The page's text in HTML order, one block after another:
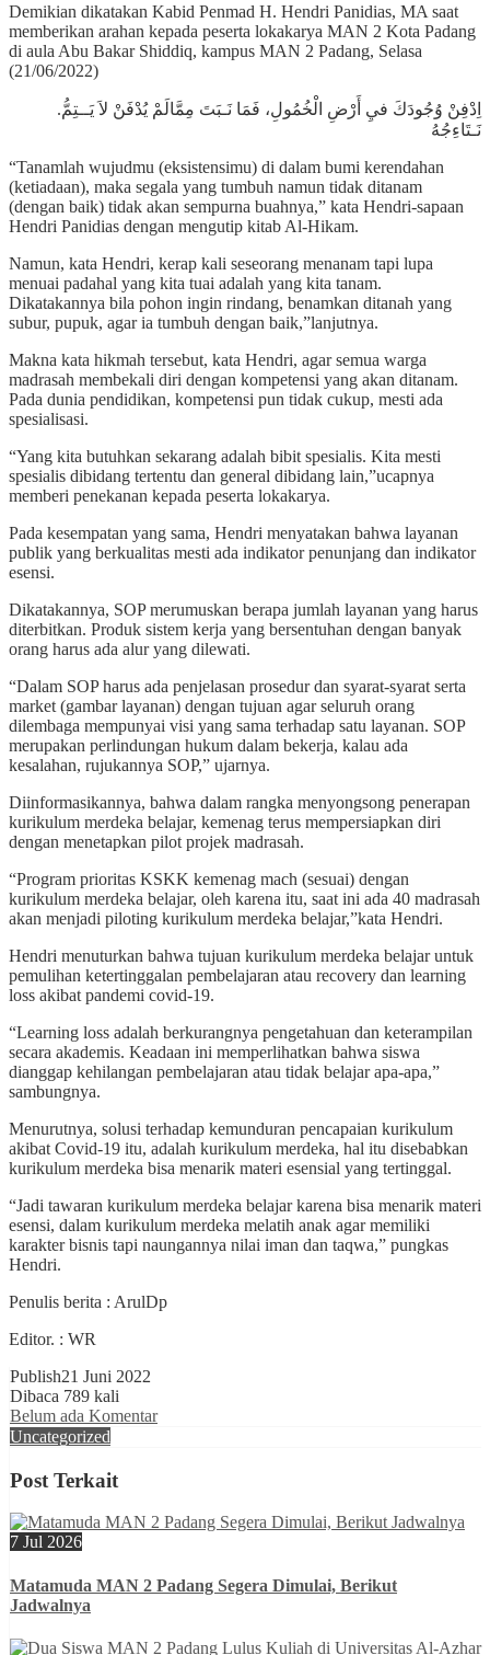
Demikian dikatakan Kabid Penmad H. Hendri Panidias, MA saat
memberikan arahan kepada peserta lokakarya MAN 2 Kota Padang
di aula Abu Bakar Shiddiq, kampus MAN 2 Padang, Selasa
(21/06/2022)
.اِدْفِنْ وُجُودَكَ فيِ أَرْضِ الْخُمُولِ، فَمَا نَـبَتَ مِمَّالَمْ يُدْفَنْ لاَ يَــتِمُّ
نَـتَاءِجُهُ
“Tanamlah wujudmu (eksistensimu) di dalam bumi kerendahan
(ketiadaan), maka segala yang tumbuh namun tidak ditanam
(dengan baik) tidak akan sempurna buahnya,” kata Hendri-sapaan
Hendri Panidias dengan mengutip kitab Al-Hikam.
Namun, kata Hendri, kerap kali seseorang menanam tapi lupa
menuai padahal yang kita tuai adalah yang kita tanam.
Dikatakannya bila pohon ingin rindang, benamkan ditanah yang
subur, pupuk, agar ia tumbuh dengan baik,”lanjutnya.
Makna kata hikmah tersebut, kata Hendri, agar semua warga
madrasah membekali diri dengan kompetensi yang akan ditanam.
Pada dunia pendidikan, kompetensi pun tidak cukup, mesti ada
spesialisasi.
“Yang kita butuhkan sekarang adalah bibit spesialis. Kita mesti
spesialis dibidang tertentu dan general dibidang lain,”ucapnya
memberi penekanan kepada peserta lokakarya.
Pada kesempatan yang sama, Hendri menyatakan bahwa layanan
publik yang berkualitas mesti ada indikator penunjang dan indikator
esensi.
Dikatakannya, SOP merumuskan berapa jumlah layanan yang harus
diterbitkan. Produk sistem kerja yang bersentuhan dengan banyak
orang harus ada alur yang dilewati.
“Dalam SOP harus ada penjelasan prosedur dan syarat-syarat serta
market (gambar layanan) dengan tujuan agar seluruh orang
dilembaga mempunyai visi yang sama terhadap satu layanan. SOP
merupakan perlindungan hukum dalam bekerja, kalau ada
kesalahan, rujukannya SOP,” ujarnya.
Diinformasikannya, bahwa dalam rangka menyongsong penerapan
kurikulum merdeka belajar, kemenag terus mempersiapkan diri
dengan menetapkan pilot projek madrasah.
“Program prioritas KSKK kemenag mach (sesuai) dengan
kurikulum merdeka belajar, oleh karena itu, saat ini ada 40 madrasah
akan menjadi piloting kurikulum merdeka belajar,”kata Hendri.
Hendri menuturkan bahwa tujuan kurikulum merdeka belajar untuk
pemulihan ketertinggalan pembelajaran atau recovery dan learning
loss akibat pandemi covid-19.
“Learning loss adalah berkurangnya pengetahuan dan keterampilan
secara akademis. Keadaan ini memperlihatkan bahwa siswa
dianggap kehilangan pembelajaran atau tidak belajar apa-apa,”
sambungnya.
Menurutnya, solusi terhadap kemunduran pencapaian kurikulum
akibat Covid-19 itu, adalah kurikulum merdeka, hal itu disebabkan
kurikulum merdeka bisa menarik materi esensial yang tertinggal.
“Jadi tawaran kurikulum merdeka belajar karena bisa menarik materi
esensi, dalam kurikulum merdeka melatih anak agar memiliki
karakter bisnis tapi naungannya nilai iman dan taqwa,” pungkas
Hendri.
Penulis berita : ArulDp
Editor. : WR
Publish21 Juni 2022
Dibaca 789 kali
Belum ada Komentar
Uncategorized
Post Terkait
7 Jul 2026
Matamuda MAN 2 Padang Segera Dimulai, Berikut
Jadwalnya